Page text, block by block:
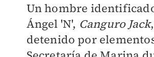
Un hombre
Ángel 'N', Canguro Jack
detenido por